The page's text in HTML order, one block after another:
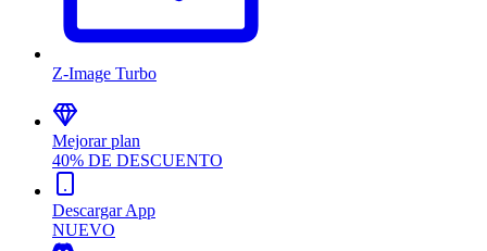
Z-Image Turbo
Mejorar plan
40% DE DESCUENTO
Descargar App
NUEVO